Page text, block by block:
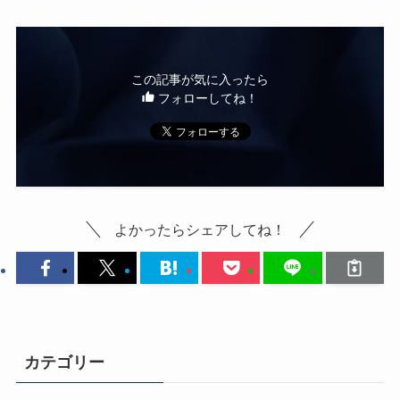
この記事が気に入ったら
フォローしてね！
よかったらシェアしてね！
カテゴリー